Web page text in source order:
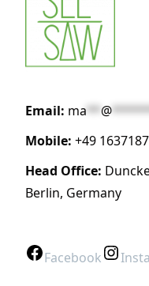
Email: ma**@
Mobile: +49
Head Office:
Berlin, Germany
Facebook